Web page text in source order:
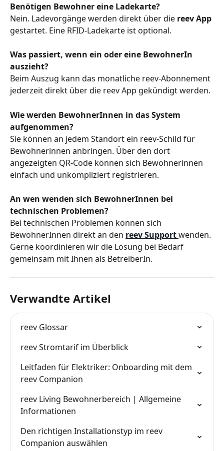
Benötigen Bewohner eine Ladekarte?
Nein. Ladevorgänge werden direkt über die reev App
gestartet. Eine RFID-Ladekarte ist optional.
Was passiert, wenn ein oder eine BewohnerIn
auszieht?
Beim Auszug kann das monatliche reev-Abonnement
jederzeit direkt über die reev App gekündigt werden.
Wie werden BewohnerInnen in das System
aufgenommen?
Sie können an jedem Standort ein reev-Schild für
Bewohnerinnen anbringen. Über den dort
angezeigten QR-Code können sich Bewohnerinnen
einfach und unkompliziert registrieren.
An wen wenden sich BewohnerInnen bei
technischen Problemen?
Bei technischen Problemen können sich
BewohnerInnen direkt an den reev Supportwenden.
Gerne koordinieren wir die Lösung bei Bedarf
gemeinsam mit Ihnen als BetreiberIn.
Verwandte Artikel
reev Glossar
reev Stromtarif im Überblick
Leitfaden für Elektriker: Onboarding mit dem
reev Companion
reev Living Bewohnerbereich | Allgemeine
Informationen
Den richtigen Installationstyp im reev
Companion auswählen